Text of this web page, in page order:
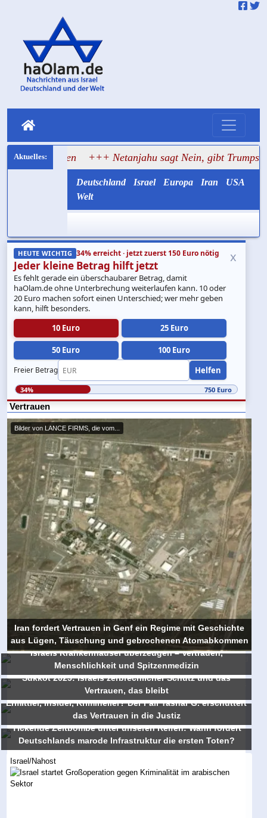
+++ Netanjahu sagt Nein, gibt Trumps Gaza-
Deutschland Israel Europa Iran
USA
Welt
HEUTE WICHTIG 34% erreicht · jetzt zuerst 150 Euro nötig
Jeder kleine Betrag hilft jetzt
Es fehlt gerade ein überschaubarer Betrag, damit
haOlam.de ohne Unterbrechung weiterlaufen kann. 10 oder
20 Euro machen sofort einen Unterschied; wer mehr geben
kann, hilft besonders.
10 Euro
25 Euro
50 Euro 100 Euro
Freier Betrag Helfen
x
34% 750 Euro
Vertrauen
Bilder von LANCE FIRMS, die vom...
Iran fordert Vertrauen in Genf ein Regime mit Geschichte
aus Lügen, Täuschung und gebrochenen Atomabkommen
Israels Krankenhäuser überzeugen – Vertrauen,
Menschlichkeit und Spitzenmedizin
Sukkot 2025: Israels zerbrechlicher Schutz und das
Vertrauen, das bleibt
Ermittler, Insider, Krimineller? Der Fall Yashar G. erschüttert
das Vertrauen in die Justiz
Tickende Zeitbombe unter unseren Reifen: Wann fordert
Deutschlands marode Infrastruktur die ersten Toten?
Israel/Nahost